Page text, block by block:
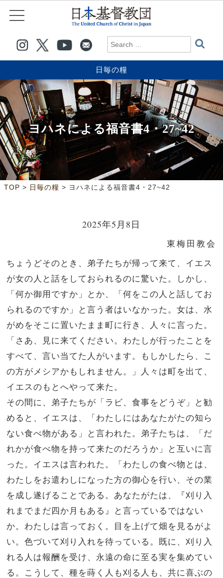
日毎の糧
ヨハネによる福音書4・27~42
TOP > 日毎の糧 > ヨハネによる福音書4・27~42
2025年5月8日
東梅田教会
ちょうどそのとき、弟子たちが帰って来て、イエス
が女の人と話をしておられるのに驚いた。しかし、
「何か御用ですか」とか、「何をこの人と話してお
られるのですか」と言う者はいなかった。女は、水
がめをそこに置いたまま町に行き、人々に言った。
「さあ、見に来てください。わたしが行ったことを
すべて、言い当てた人がいます。もしかしたら、こ
の方がメシアかもしれません。」
人々は町を出て、
イエスのもとへやって来た。
その間に、弟子たちが「ラビ、食事をどうぞ」と勧
めると、 イエスは、「わたしにはあなたがたの知ら
ない食べ物がある」と言われた。 弟子たちは、「だ
れかが食べ物を持って来たのだろうか」と互いに言
った。 イエスは言われた。「わたしの食べ物とは、
わたしをお遣わしになった方の御心を行い、その業
を成し遂げることである。 あなたがたは、『刈り入
れまでまだ四か月もある』と言っているではない
か。わたしは言っておく。目を上げて畑を見るがよ
い。色づいて刈り入れを待っている。既に、刈り入
れる人は報酬を受け、永遠の命に至る実を集めてい
る。こうして、種を蒔く人も刈る人も、共に喜ぶの